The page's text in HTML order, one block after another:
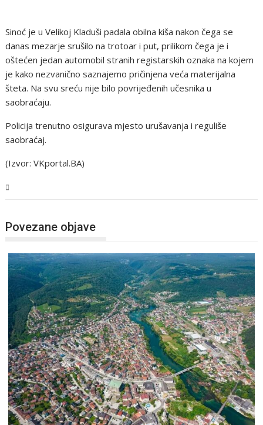
Sinoć je u Velikoj Kladuši padala obilna kiša nakon čega se
danas mezarje srušilo na trotoar i put, prilikom čega je i
oštećen jedan automobil stranih registarskih oznaka na kojem
je kako nezvanično saznajemo pričinjena veća materijalna
šteta. Na svu sreću nije bilo povrijeđenih učesnika u
saobraćaju.
Policija trenutno osigurava mjesto urušavanja i reguliše
saobraćaj.
(Izvor: VKportal.BA)
Povezane objave